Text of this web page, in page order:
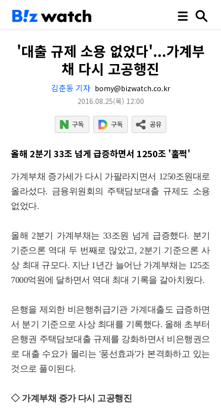
'대출 규제 소용 없었다'...가계부
채 다시 고공행진
김춘동 기자 bomy@bizwatch.co.kr
2016.08.25(목) 12:00
올해 2분기 33조 넘게 급증하면서 1250조 '훌쩍'
가계부채 증가세가 다시 가팔라지면서 1250조원대로
올라섰다. 금융위원회의 주택담보대출 규제도 소용
없었다.
올해 2분기 가계부채는 33조원 넘게 급증했다. 분기
기준으론 역대 두 번째로 많았고, 2분기 기준으론 사
상 최대 규모다. 지난 1년간 늘어난 가계부채는 125조
7000억원에 달하면서 역대 최대 기록을 갈아치웠다.
은행을 제외한 비은행취급기관 가계대출도 급증하면
서 분기 기준으로 사상 최대를 기록했다. 올해 초부터
은행권 주택담보대출 규제를 강화하면서 비은행권으
로 대출 수요가 몰리는 '풍선효과'가 본격화하고 있는
것으로 풀이된다.
◇ 가계부채 증가 다시 고공행진